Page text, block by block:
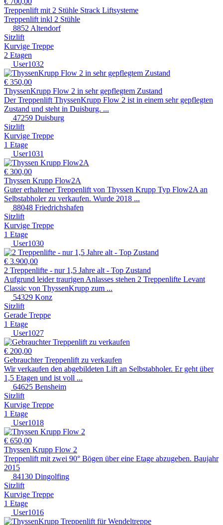
Treppenlift mit 2 Stühle Strack Liftsysteme
Treppenlift inkl 2 Stühle
8852 Altendorf
Sitzlift
Kurvige Treppe
2 Etagen
User1032
€ 350,00
ThyssenKrupp Flow 2 in sehr gepflegtem Zustand
Der Treppenlift ThyssenKrupp Flow 2 ist in einem sehr gepflegten
Zustand und steht in Duisburg. ...
47259 Duisburg
Sitzlift
Kurvige Treppe
1 Etage
User1031
€ 300,00
Thyssen Krupp Flow2A
Guter erhaltener Treppenlift von Thyssen Krupp Typ Flow2A an
Selbstabholer zu verkaufen. Wurde 2018 ...
88048 Friedrichshafen
Sitzlift
Kurvige Treppe
1 Etage
User1030
€ 3.900,00
2 Treppenlifte - nur 1,5 Jahre alt - Top Zustand
Aufgrund leider traurigen Anlasses stehen 2 Treppenlifte Levant
Classic von ThyssenKrupp zum ...
54329 Konz
Sitzlift
Gerade Treppe
1 Etage
User1027
€ 200,00
Gebrauchter Treppenlift zu verkaufen
Wir verkaufen den abgebildeten Lift an Selbstabholer. Er geht über
1,5 Etagen und ist voll ...
64625 Bensheim
Sitzlift
Kurvige Treppe
1 Etage
User1018
€ 650,00
Thyssen Krupp Flow 2
Treppenlift mit zwei 90° Bögen über eine Etage abzugeben. Baujahr
2015
84130 Dingolfing
Sitzlift
Kurvige Treppe
1 Etage
User1016